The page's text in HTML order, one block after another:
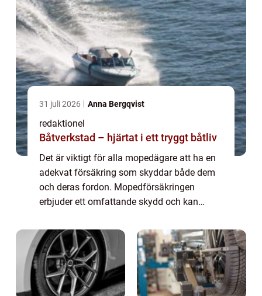
31 juli 2026 Anna Bergqvist
redaktionel
Båtverkstad – hjärtat i ett tryggt båtliv
Det är viktigt för alla mopedägare att ha en
adekvat försäkring som skyddar både dem
och deras fordon. Mopedförsäkringen
erbjuder ett omfattande skydd och kan
försäkringar och skillnader i kostnader och...